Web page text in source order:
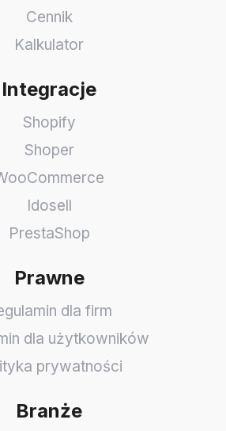
Cennik
Kalkulator
Integracje
Shopify
Shoper
Idosell
PrestaShop
Prawne
dla firm
dla użytkowników
prywatności
Branże